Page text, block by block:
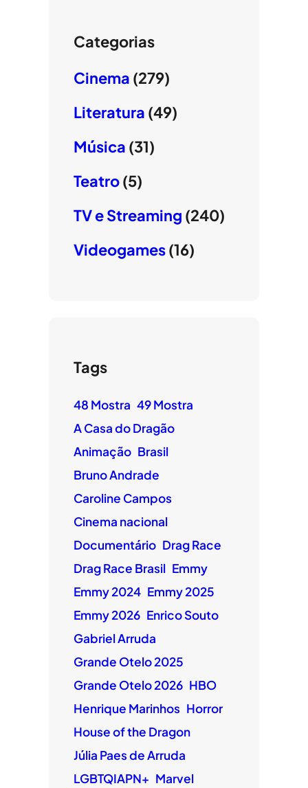
Categorias
Cinema (279)
Literatura (49)
Música (31)
Teatro(5)
TV e Streaming (240)
Videogames(16)
Tags
48 Mostra 49 Mostra
A Casa do Dragão
Animação Brasil
Bruno Andrade
Caroline Campos
Cinema nacional
Documentário Drag Race
Drag Race Brasil Emmy
Emmy 2024 Emmy 2025
Emmy 2026 Enrico Souto
Gabriel Arruda
Grande Otelo 2025
Grande Otelo 2026 HBO
Henrique Marinhos Horror
House of the Dragon
Júlia Paes de Arruda
LGBTQIAPN+ Marvel